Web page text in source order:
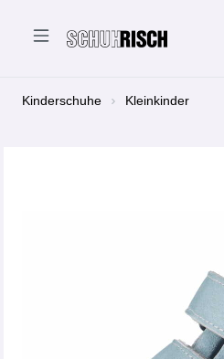
Kinderschuhe Kleinkinder